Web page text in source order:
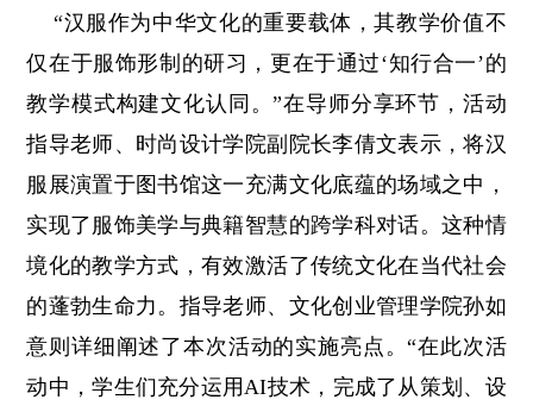
“汉服作为中华文化的重要载体，其教学价值不
仅在于服饰形制的研习，更在于通过‘知行合一’的
教学模式构建文化认同。”在导师分享环节，活动
指导老师、时尚设计学院副院长李倩文表示，将汉
服展演置于图书馆这一充满文化底蕴的场域之中，
实现了服饰美学与典籍智慧的跨学科对话。这种情
境化的教学方式，有效激活了传统文化在当代社会
的蓬勃生命力。指导老师、文化创业管理学院孙如
意则详细阐述了本次活动的实施亮点。“在此次活
动中，学生们充分运用AI技术，完成了从策划、设